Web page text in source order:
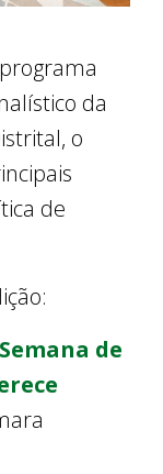
da
o
de
Semana de